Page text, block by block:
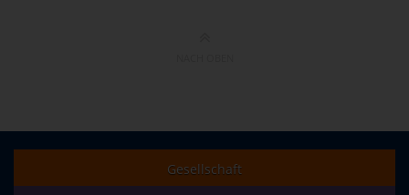
Gesellschaft